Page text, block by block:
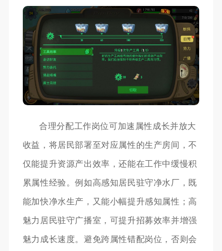
合理分配工作岗位可加速属性成长并放大
收益，将居民部署至对应属性的生产房间，不
仅能提升资源产出效率，还能在工作中缓慢积
累属性经验。例如高感知居民驻守净水厂，既
能加快净水生产，又能小幅提升感知属性；高
魅力居民驻守广播室，可提升招募效率并增强
魅力成长速度。避免跨属性错配岗位，否则会